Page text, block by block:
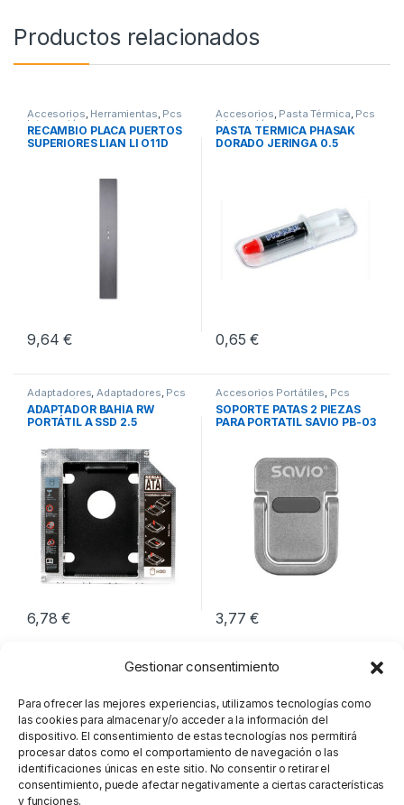
Gestionar consentimiento
Para ofrecer las mejores experiencias, utilizamos tecnologías como
las cookies para almacenar y/o acceder a la información del
dispositivo. El consentimiento de estas tecnologías nos permitirá
procesar datos como el comportamiento de navegación o las
identificaciones únicas en este sitio. No consentir o retirar el
consentimiento, puede afectar negativamente a ciertas características
y funciones.
Productos relacionados
Accesorios, Herramientas, Pcs
Integración
RECAMBIO PLACA PUERTOS
SUPERIORES LIAN LI O11D
9,64€
Accesorios, Pasta Térmica, Pcs
Integración
PASTA TÉRMICA PHASAK
DORADO JERINGA 0.5
0,65€
Adaptadores,Adaptadores, Pcs
Integración
ADAPTADOR BAHÍA RW
PORTÁTIL A SSD 2.5
6,78€
Accesorios Portátiles, Pcs
Integración ,Soportes Notebook
SOPORTE PATAS 2 PIEZAS
PARA PORTATIL SAVIO PB-03
3,77€